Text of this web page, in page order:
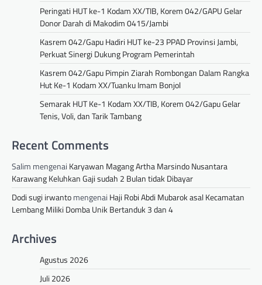
Peringati HUT ke-1 Kodam XX/TIB, Korem 042/GAPU Gelar
Donor Darah di Makodim 0415/Jambi
Kasrem 042/Gapu Hadiri HUT ke-23 PPAD Provinsi Jambi,
Perkuat Sinergi Dukung Program Pemerintah
Kasrem 042/Gapu Pimpin Ziarah Rombongan Dalam Rangka
Hut Ke-1 Kodam XX/Tuanku Imam Bonjol
Semarak HUT Ke-1 Kodam XX/TIB, Korem 042/Gapu Gelar
Tenis, Voli, dan Tarik Tambang
Recent Comments
Salim mengenai Karyawan Magang Artha Marsindo Nusantara
Karawang Keluhkan Gaji sudah 2 Bulan tidak Dibayar
Dodi sugi irwantomengenai Haji Robi Abdi Mubarok asal Kecamatan
Lembang Miliki Domba Unik Bertanduk 3 dan 4
Archives
Agustus 2026
Juli 2026